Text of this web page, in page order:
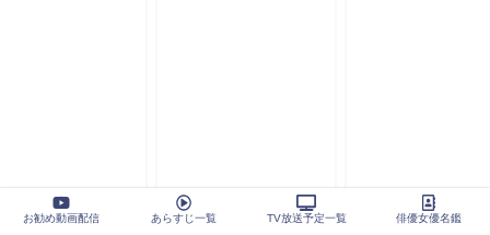
お勧め動画配信 あらすじ一覧 TV放送予定一覧 俳優女優名鑑